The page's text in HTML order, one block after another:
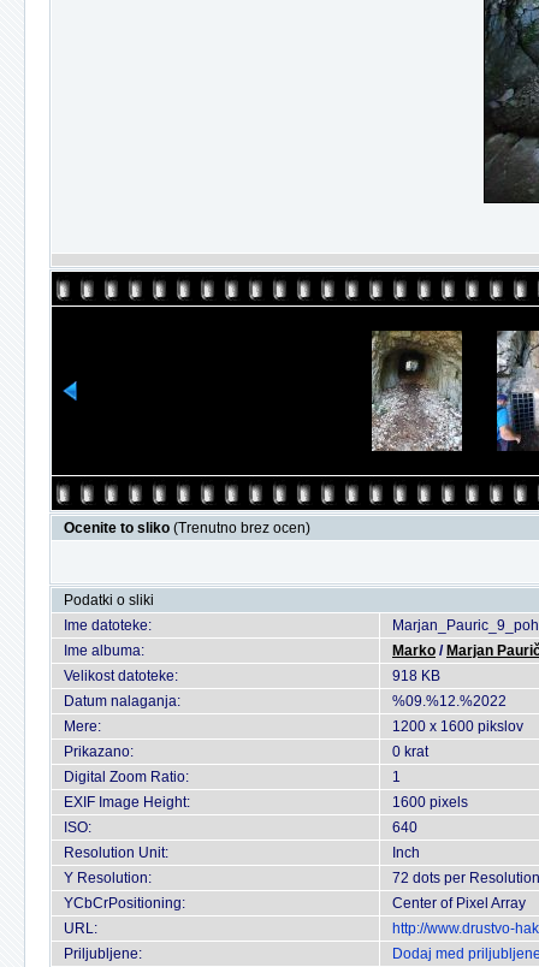
Ocenite to sliko (Trenutno brez ocen)
Podatki o sliki
Ime datoteke:
Ime albuma:
Marko / Marjan
Velikost datoteke:
918 KB
Datum nalaganja:
%09.%12.%2022
Mere:
1200 x 1600 pikslov
Prikazano:
0 krat
Digital Zoom Ratio:
1
EXIF Image Height:
1600 pixels
ISO:
640
Resolution Unit:
Inch
Y Resolution:
72 dots per
YCbCrPositioning:
Center of Pixel Array
URL:
http://www.drustvo-
Priljubljene:
Dodaj med